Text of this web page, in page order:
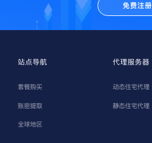
免费注册
站点导航
套餐购买
账密提取
全球地区
代理服务器
动态住宅代理
静态住宅代理